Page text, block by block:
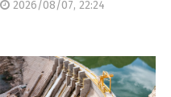
2026/08/07, 22:24